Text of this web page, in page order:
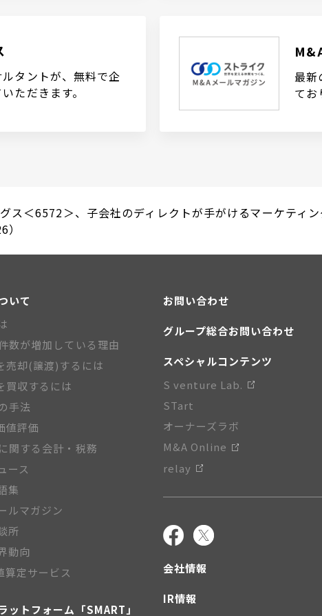
タントが、無料で企
ただきます。
最新
てお
ス＜6572＞、子会社のディレクトが手がけるマーケティ
いて
数が増加している理由
売却(譲渡)するには
買収するには
手法
値評価
関する会計・税務
ース
集
ルマガジン
所
動向
算定サービス
ットフォーム「SMART」
お問い合わせ
グループ総合お問い合わせ
スペシャルコンテンツ
S venture Lab.
STart
オーナーズラボ
M&A Online
relay
会社情報
IR情報